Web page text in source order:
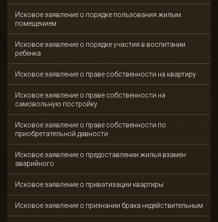
Исковое заявление о порядке пользования жилым
помещением
Исковое заявление о порядке участия в воспитании
ребенка
Исковое заявление о праве собственности на квартиру
Исковое заявление о праве собственности на
самовольную постройку
Исковое заявление о праве собственности по
приобретательной давности
Исковое заявление о предоставлении жилья взамен
аварийного
Исковое заявление о приватизации квартиры
Исковое заявление о признании брака недействительным